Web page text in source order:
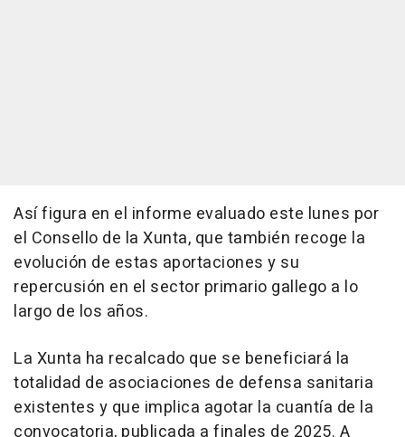
Así figura en el informe evaluado este lunes por
el Consello de la Xunta, que también recoge la
evolución de estas aportaciones y su
repercusión en el sector primario gallego a lo
largo de los años.
La Xunta ha recalcado que se beneficiará la
totalidad de asociaciones de defensa sanitaria
existentes y que implica agotar la cuantía de la